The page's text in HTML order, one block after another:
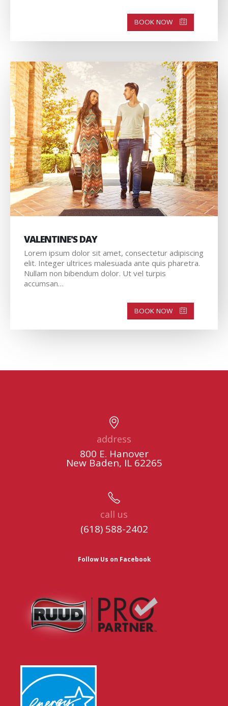
BOOK NOW
VALENTINE'S DAY
Lorem ipsum dolor sit amet, consectetur adipiscing
elit. Integer ultrices malesuada ante quis pharetra.
Nullam non bibendum dolor. Ut vel turpis
accumsan…
BOOK NOW
address
800 E. Hanover
New Baden, IL 62265
call us
(618) 588-2402
Follow Us on Facebook